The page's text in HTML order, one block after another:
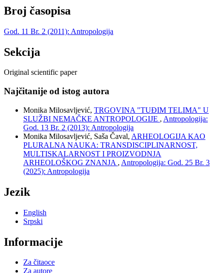
Broj časopisa
God. 11 Br. 2 (2011): Antropologija
Sekcija
Original scientific paper
Najčitanije od istog autora
Monika Milosavljević, TRGOVINA "TUĐIM TELIMA" U
SLUŽBI NEMAČKE ANTROPOLOGIJE , Antropologija:
God. 13 Br. 2 (2013): Antropologija
Monika Milosavljević, Saša Čaval, ARHEOLOGIJA KAO
PLURALNA NAUKA: TRANSDISCIPLINARNOST,
MULTISKALARNOST I PROIZVODNJA
ARHEOLOŠKOG ZNANJA , Antropologija: God. 25 Br. 3
(2025): Antropologija
Jezik
English
Srpski
Informacije
Za čitaoce
Za autore